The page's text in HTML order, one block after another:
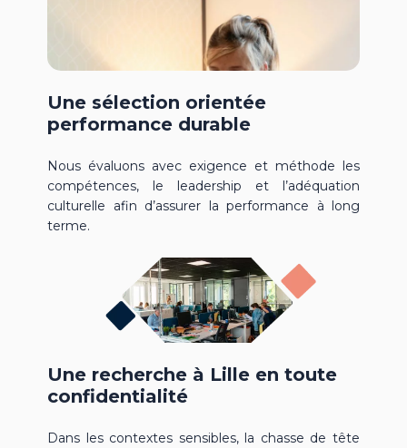
Une sélection orientée
performance durable
Nous évaluons avec exigence et méthode les
compétences, le leadership et l’adéquation
culturelle afin d’assurer la performance à long
terme.
Une recherche à Lille en toute
confidentialité
Dans les contextes sensibles, la chasse de tête